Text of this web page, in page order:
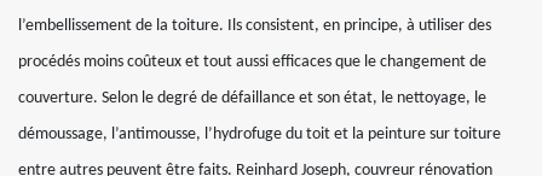
l’embellissement de la toiture. Ils consistent, en principe, à utiliser des
procédés moins coûteux et tout aussi efficaces que le changement de
couverture. Selon le degré de défaillance et son état, le nettoyage, le
démoussage, l’antimousse, l’hydrofuge du toit et la peinture sur toiture
entre autres peuvent être faits. Reinhard Joseph, couvreur rénovation